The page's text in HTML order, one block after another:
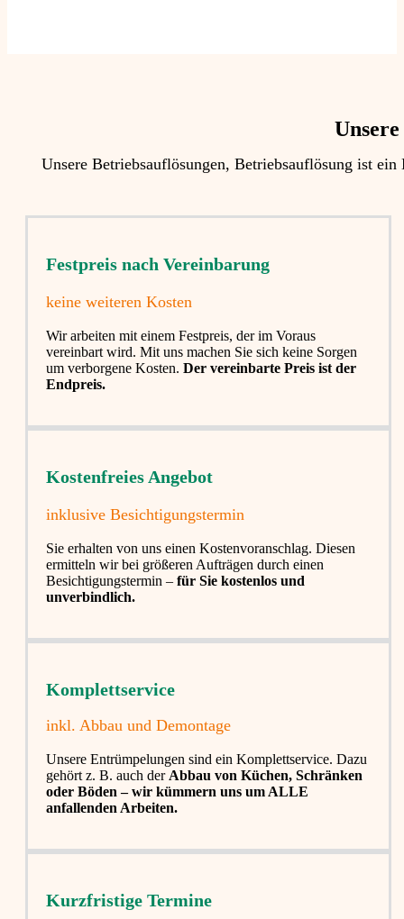
Unsere Betriebsauflösungen, Betriebsauflösung ist
Festpreis nach Vereinbarung
keine weiteren Kosten
Wir arbeiten mit einem Festpreis, der im Voraus
vereinbart wird. Mit uns machen Sie sich keine Sorgen
um verborgene Kosten. Der vereinbarte Preis ist der
Endpreis.
Kostenfreies Angebot
inklusive Besichtigungstermin
Sie erhalten von uns einen Kostenvoranschlag. Diesen
ermitteln wir bei größeren Aufträgen durch einen
Besichtigungstermin – für Sie kostenlos und
unverbindlich.
Komplettservice​
inkl. Abbau und Demontage​
Unsere Entrümpelungen sind ein Komplettservice. Dazu
gehört z. B. auch der Abbau von Küchen, Schränken
oder Böden – wir kümmern uns um ALLE
anfallenden Arbeiten.
Kurzfristige Termine​